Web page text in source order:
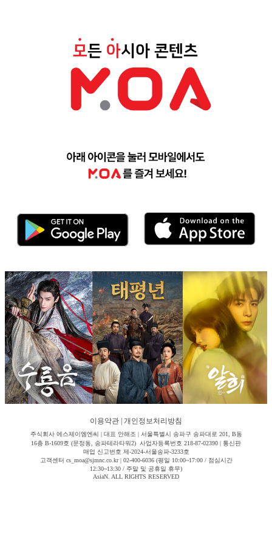
이용약관 개인정보처리방침
주식회사 에스제이엠엔씨 | 대표 안해조 | 서울특별시 송파구 송파대로 201, B동
16층 B-1609호 (문정동, 송파테라타워2) 사업자등록번호 218-87-02390 | 통신판
매업 신고번호 제-2024-서울송파-3233호
고객센터 cs_moa@sjmnc.co.kr | 02-400-6036 (평일 10:00~17:00 / 점심시간
12:30~13:30 / 주말 및 공휴일 휴무)
AsiaN. ALL RIGHTS RESERVED